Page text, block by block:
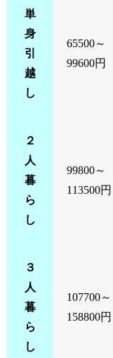
単
身
引
越
し
65500～
99600円
２
人
暮
ら
し
99800～
113500円
３
人
暮
ら
し
107700～
158800円